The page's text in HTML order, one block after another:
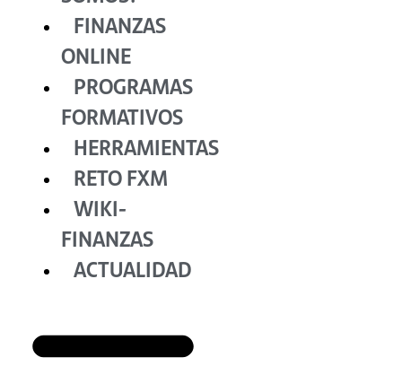
FINANZAS
ONLINE
PROGRAMAS
FORMATIVOS
HERRAMIENTAS
RETO FXM
WIKI-
FINANZAS
ACTUALIDAD